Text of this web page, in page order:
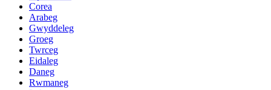
Corea
Arabeg
Gwyddeleg
Groeg
Twrceg
Eidaleg
Daneg
Rwmaneg